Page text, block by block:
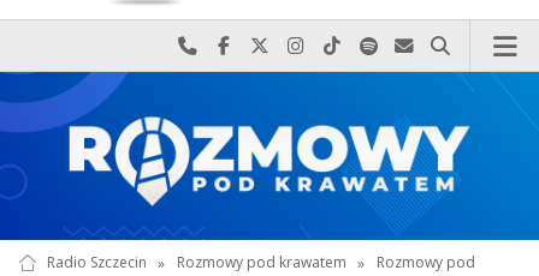
Najlepiej po prostu do nas zadzwoń
Odwiedź nas na Facebook-u
Odwiedź nas na X
Odwiedź nas na Instagram-ie
Odwiedź nas na TikTok-u
Szukaj nas na Spotify
Wyślij do nas
Szukaj
Radio Szczecin » Rozmowy pod krawatem »
Rozmowy pod